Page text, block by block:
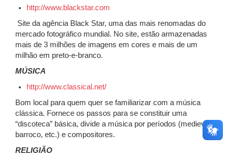
http://www.blackstar.com
Site da agência Black Star, uma das mais renomadas do
mercado fotográfico mundial. No site, estão armazenadas
mais de 3 milhões de imagens em cores e mais de um
milhão em preto-e-branco.
MÚSICA
http://www.classical.net/
Bom local para quem quer se familiarizar com a música
clássica. Fornece os passos para se constituir uma
“discoteca” básica, divide a música por períodos (medieval,
barroco, etc.) e compositores.
RELIGIÃO